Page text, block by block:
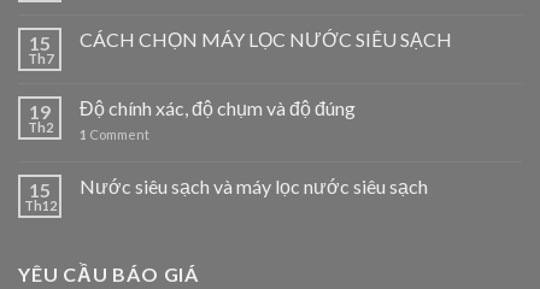
15
Th7
CÁCH CHỌN MÁY LỌC NƯỚC SIÊU SẠCH
19
Th2
Độ chính xác, độ chụm và độ đúng
1 Comment
15
Th12
Nước siêu sạch và máy lọc nước siêu sạch
YÊU CẦU BÁO GIÁ